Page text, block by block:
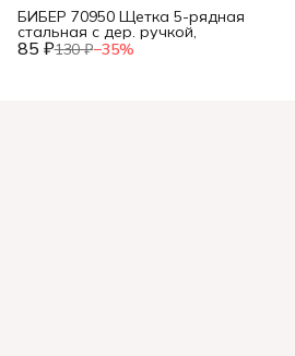
85 ₽130 ₽−35%
БИБЕР 70950 Щетка 5-рядная
стальная с дер. ручкой,